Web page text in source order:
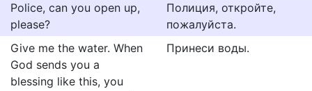
Police, can you open up,
please?
Полиция, откройте,
пожалуйста.
Give me the water. When
God sends you a
blessing like this, you
Принеси воды.